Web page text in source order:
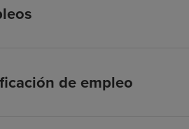
de empleo